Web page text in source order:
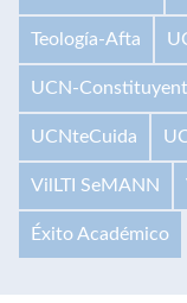
Teología-Afta
UCN-
UCNteCuida
VilLTI SeMANN
Éxito Académico